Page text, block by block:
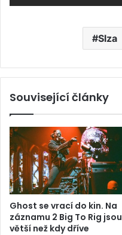
Slza
Související články
Ghost se vrací do kin. Na
záznamu 2 Big To Rig jsou
větší než kdy dříve